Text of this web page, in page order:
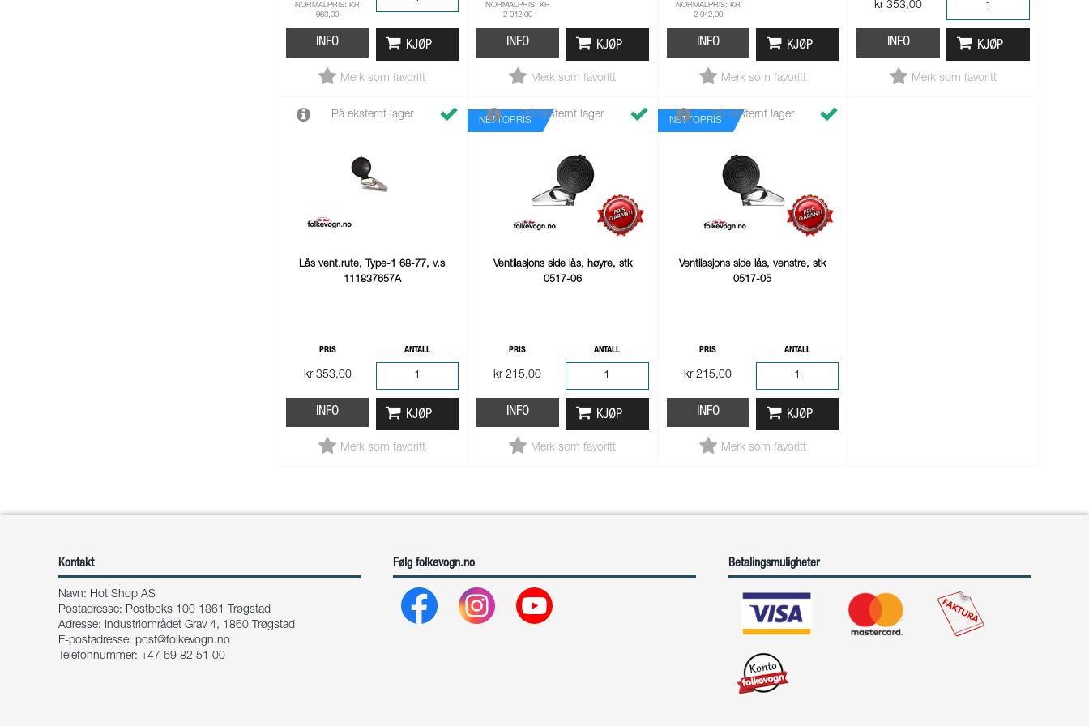
NORMALPRIS: KR
968,00
INFO KJØP
Merk som favoritt
NORMALPRIS: KR
2 042,00
INFO KJØP
Merk som favoritt
NORMALPRIS: KR
2 042,00
INFO KJØP
Merk som favoritt
kr 353,00
INFO KJØP
Merk som favoritt
På eksternt lager
Lås vent.rute, Type-1 68-77, v.s
111837657A
PRIS
kr 353,00
ANTALL
INFO KJØP
Merk som favoritt
NETTOPRIS
På eksternt lager
Ventilasjons side lås, høyre, stk
0517-06
PRIS
kr 215,00
ANTALL
INFO KJØP
Merk som favoritt
NETTOPRIS
På eksternt lager
Ventilasjons side lås, venstre, stk
0517-05
PRIS
kr 215,00
ANTALL
INFO KJØP
Merk som favoritt
Kontakt
Navn: Hot Shop AS
Postadresse: Postboks 100 1861 Trøgstad
Adresse: Industriområdet Grav 4, 1860 Trøgstad
E-postadresse: post@folkevogn.no
Telefonnummer: +47 69 82 51 00
Følg folkevogn.no Betalingsmuligheter